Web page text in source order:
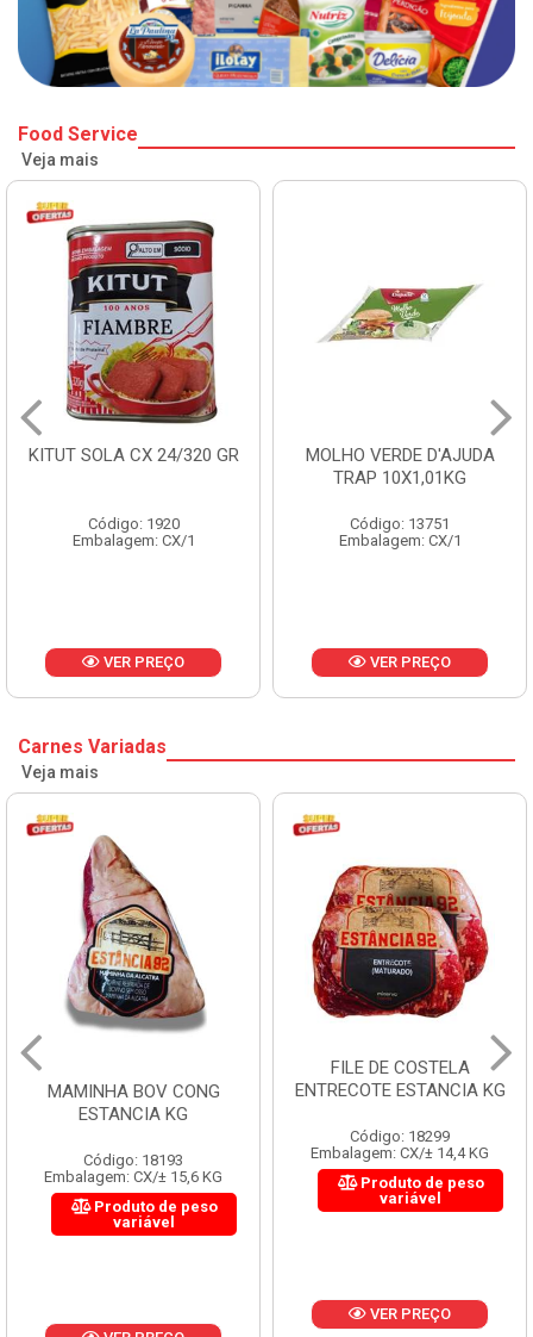
Food Service
Veja mais
MOLHO VERDE D'AJUDA
Código: 13751
Embalagem: CX/1
VER PREÇO
FRUTAS CRISTALIZADAS
CX 10KG
Código: 1785
Embalagem: KG/10
VER PREÇO
Carnes Variadas
Veja mais
MAMINHA BOV CONG
ESTANCIA KG
Código: 18193
Embalagem: CX/± 15,6 KG
Produto de peso
variável
FILE DE COSTELA
ENTRECOTE ESTANCIA KG
Código: 18299
Embalagem: CX/± 14,4 KG
Produto de peso
variável
VER PREÇO